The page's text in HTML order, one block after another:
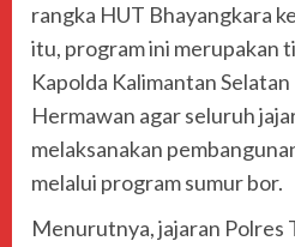
rangka HUT Bhayangkara
itu, program ini merupakan
Kapolda Kalimantan Selatan
Hermawan agar seluruh
melaksanakan
melalui program sumur bor.
Menurutnya, jajaran Polres